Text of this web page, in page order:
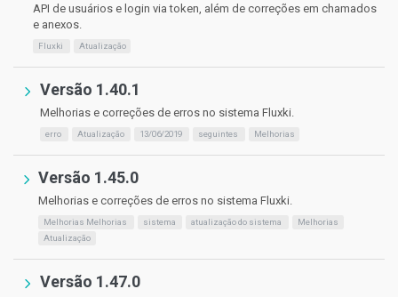
API de usuários e login via token, além de correções em chamados
e anexos.
Fluxki Atualização
Versão 1.40.1
Melhorias e correções de erros no sistema Fluxki.
erro Atualização 13/06/2019 seguintes Melhorias
Versão 1.45.0
Melhorias e correções de erros no sistema Fluxki.
Melhorias Melhorias sistema atualização do sistema
Melhorias
Atualização
Versão 1.47.0